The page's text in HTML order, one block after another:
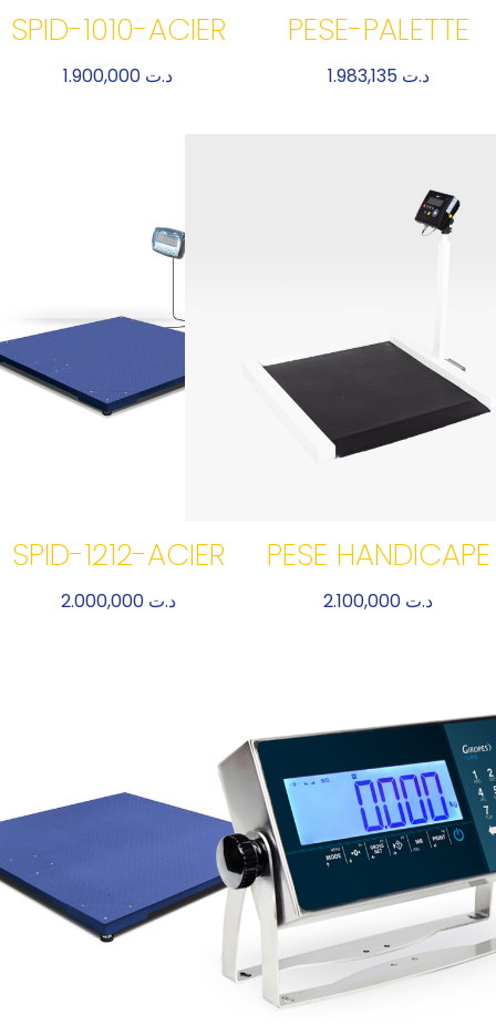
SPID-1010-ACIER
د.ت
PESE-PALETTE
د.ت
SPID-1212-ACIER
د.ت 2.000,000
PESE HANDICAPE
د.ت